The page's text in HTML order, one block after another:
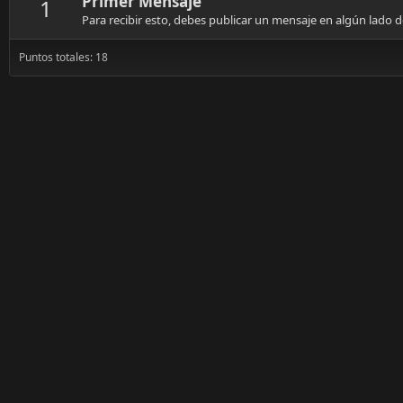
1 Para recibir esto, debes publicar un mensaje en algún lado
Puntos totales: 18